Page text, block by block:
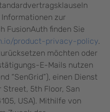
zur
FusionAuth finden Sie
product-privacy-policy.
möchten oder
E-Mails nutzen
“SenGrid”), einen Dienst
Street, 5th Floor, San
USA). Mithilfe von